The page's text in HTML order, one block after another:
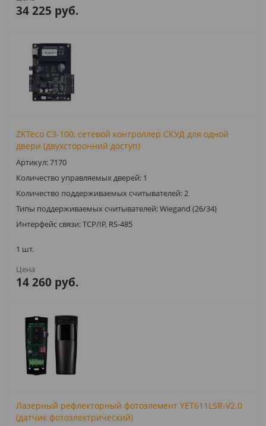
34 225 руб.
ZKTeco C3-100, сетевой контроллер СКУД для одной
двери (двухсторонний доступ)
Артикул: 7170
Количество управляемых дверей: 1
Количество поддерживаемых считывателей: 2
Типы поддерживаемых считывателей: Wiegand (26/34)
Интерфейс связи: TCP/IP, RS-485
1 шт.
14 260 руб.
Лазерный рефлекторный фотоэлемент YET611LSR-V2.0
(датчик фотоэлектрический)